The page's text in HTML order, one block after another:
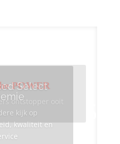
Select
kijk op
kwaliteit en
POWER
ontstopper ooit